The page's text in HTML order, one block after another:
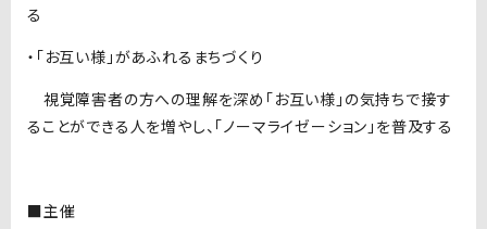
る
・「お互い様」があふれるまちづくり
視覚障害者の方への理解を深め「お互い様」の気持ちで接す
ることができる人を増やし、「ノーマライゼーション」を普及する
■主催